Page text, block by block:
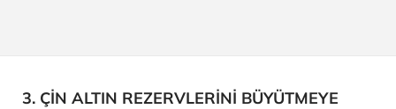
3. ÇİN ALTIN REZERVLERİNİ BÜYÜTMEYE